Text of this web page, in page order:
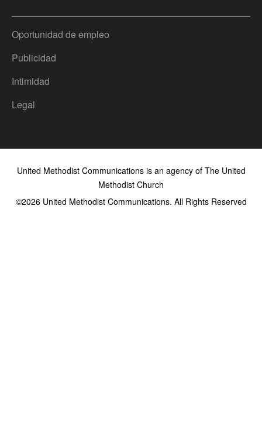
Oportunidad de empleo
Publicidad
Intimidad
Legal
United Methodist Communications is an agency of The United
Methodist Church
©2026United Methodist Communications. All Rights Reserved